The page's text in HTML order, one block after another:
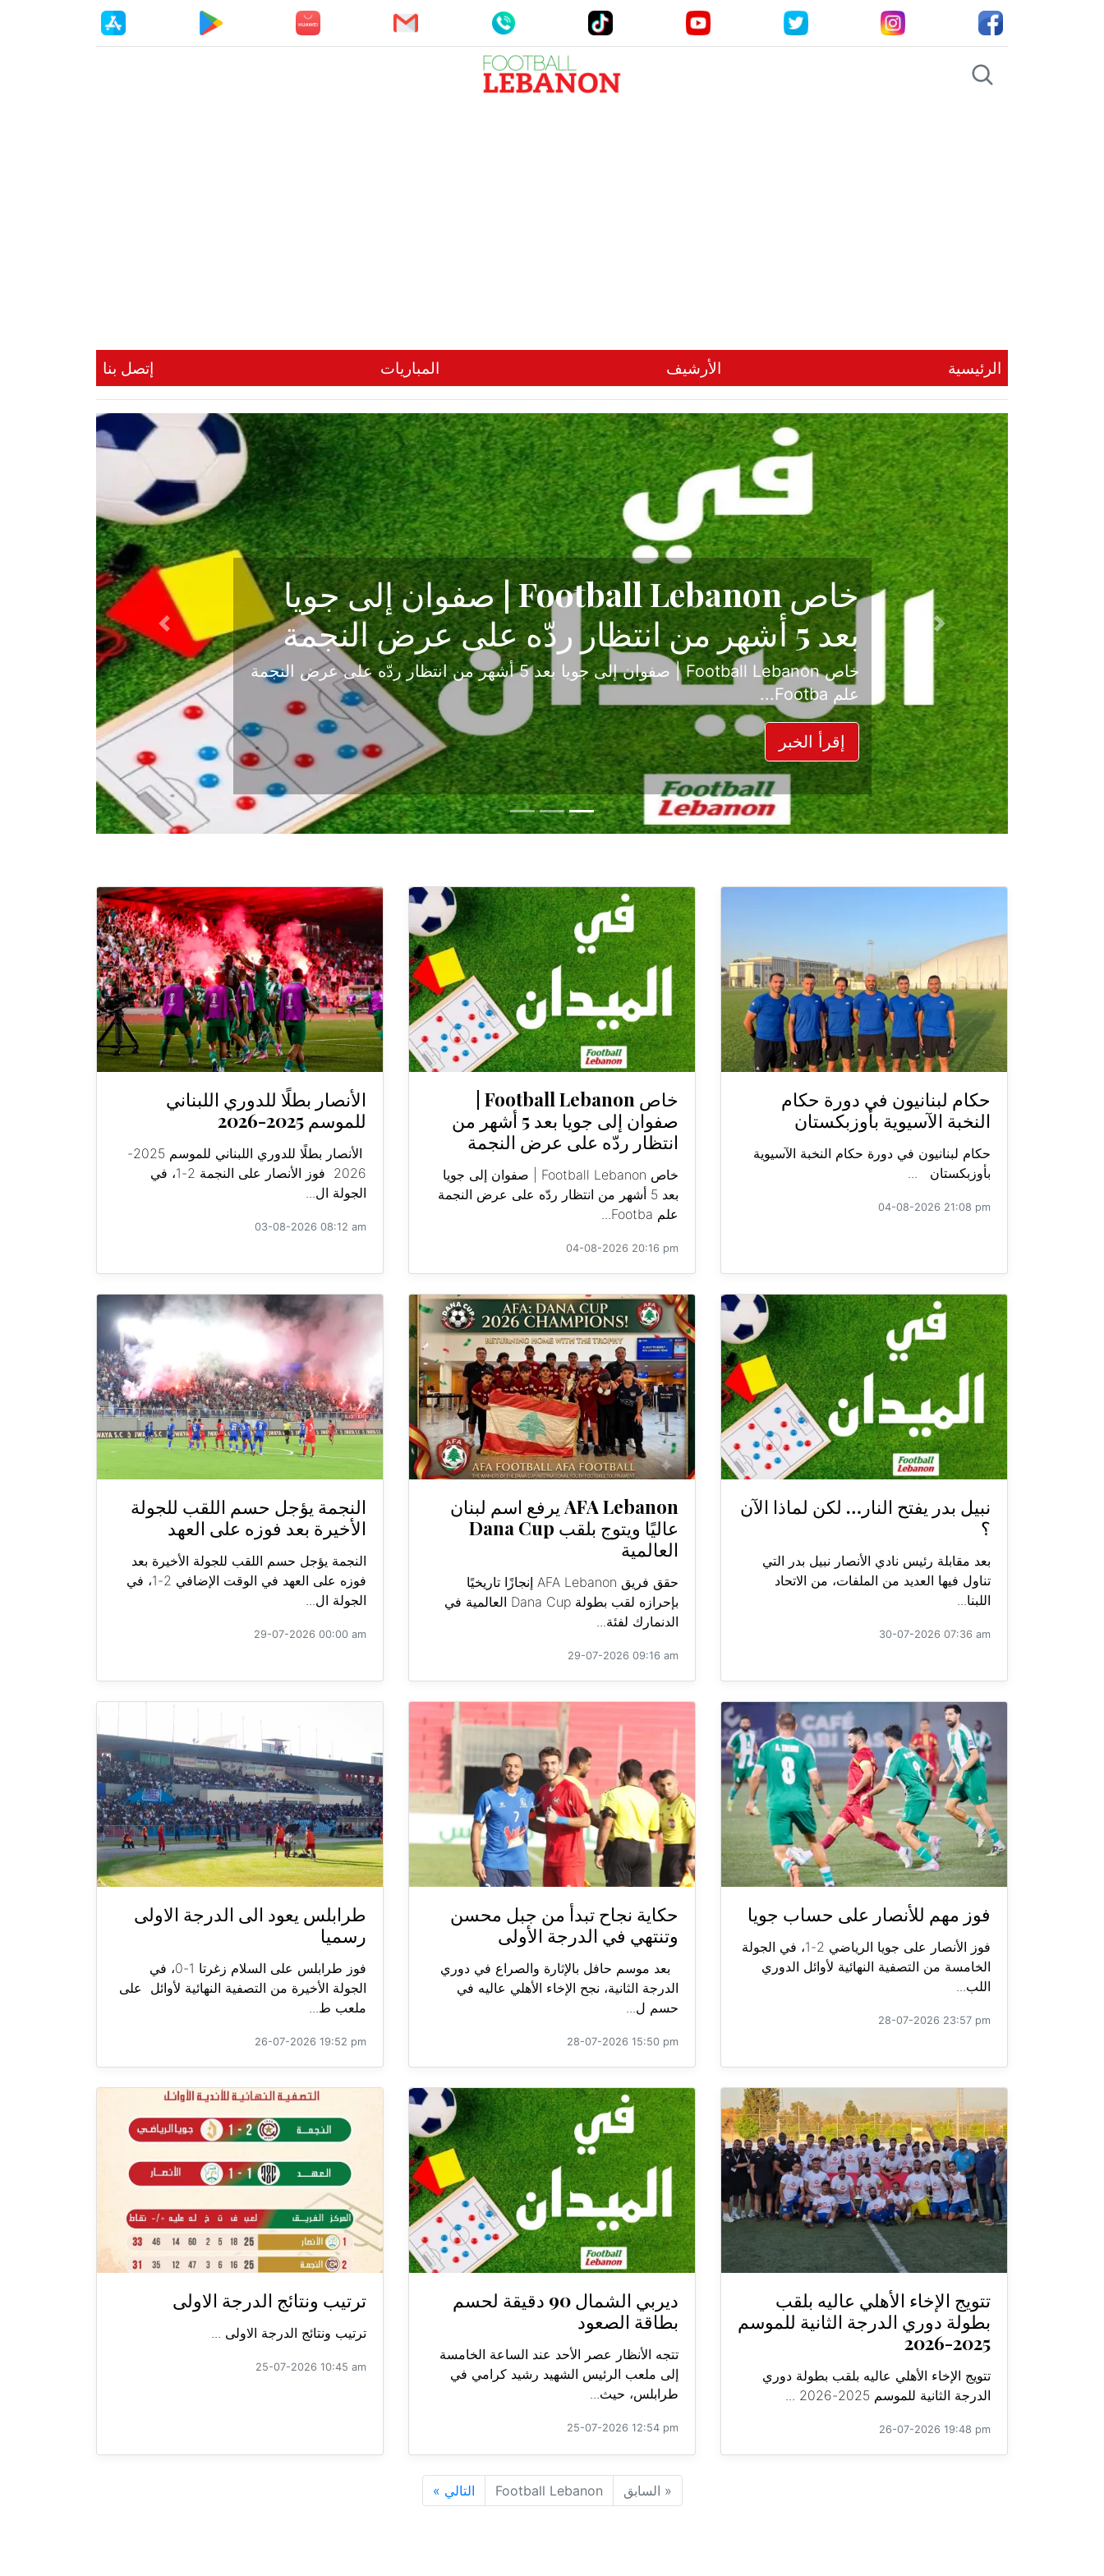
الرئيسية الأرشيف المباريات إتصل بنا
حكاية نجاح تبدأ من جبل محسن وتنتهي في
الدرجة الأولى
بعد موسم حافل بالإثارة والصراع في دوري الدرجة الثانية، نجح الإخاء الأهلي عاليه في
حسم ل...
إقرأ الخبر
Previous
Next
حكام لبنانيون في دورة حكام
النخبة الآسيوية بأوزبكستان
حكام لبنانيون في دورة حكام النخبة الآسيوية
بأوزبكستان ...
04-08-2026 21:08 pm
صفوان إلى جويا بعد 5 أشهر من
انتظار ردّه على عرض النجمة
خاص Football Lebanon | صفوان إلى جويا
بعد 5 أشهر من انتظار ردّه على عرض النجمة
علم Footba...
04-08-2026 20:16 pm
الأنصار بطلًا للدوري اللبناني
للموسم 2025-2026
الأنصار بطلًا للدوري اللبناني للموسم 2025-
2026 فوز الأنصار على النجمة 2-1، في
الجولة ال...
03-08-2026 08:12 am
نبيل بدر يفتح النار… لكن لماذا الآن
؟
بعد مقابلة رئيس نادي الأنصار نبيل بدر التي
تناول فيها العديد من الملفات، من الاتحاد
اللبنا...
30-07-2026 07:36 am
AFA Lebanon يرفع اسم لبنان
عاليًا ويتوج بلقب Dana Cup
العالمية
حقق فريق AFA Lebanon إنجازًا تاريخيًا
بإحرازه لقب بطولة Dana Cup العالمية في
الدنمارك لفئة...
29-07-2026 09:16 am
النجمة يؤجل حسم اللقب للجولة
الأخيرة بعد فوزه على العهد
النجمة يؤجل حسم اللقب للجولة الأخيرة بعد
فوزه على العهد في الوقت الإضافي 2-1، في
الجولة ال...
29-07-2026 00:00 am
فوز مهم للأنصار على حساب جويا
فوز الأنصار على جويا الرياضي 2-1، في الجولة
الخامسة من التصفية النهائية لأوائل الدوري
اللب...
28-07-2026 23:57 pm
حكاية نجاح تبدأ من جبل محسن
وتنتهي في الدرجة الأولى
بعد موسم حافل بالإثارة والصراع في دوري
الدرجة الثانية، نجح الإخاء الأهلي عاليه في
حسم ل...
28-07-2026 15:50 pm
طرابلس يعود الى الدرجة الاولى
رسميا
فوز طرابلس على السلام زغرتا 1-0، في
الجولة الأخيرة من التصفية النهائية لأوائل على
ملعب ط...
26-07-2026 19:52 pm
تتويج الإخاء الأهلي عاليه بلقب
بطولة دوري الدرجة الثانية للموسم
2025-2026
تتويج الإخاء الأهلي عاليه بلقب بطولة دوري
الدرجة الثانية للموسم 2025-2026 ...
26-07-2026 19:48 pm
ديربي الشمال 90 دقيقة لحسم
بطاقة الصعود
تتجه الأنظار عصر الأحد عند الساعة الخامسة
إلى ملعب الرئيس الشهيد رشيد كرامي في
طرابلس، حيث...
25-07-2026 12:54 pm
ترتيب ونتائج الدرجة الاولى
ترتيب ونتائج الدرجة الاولى ...
25-07-2026 10:45 am
« السابق Football Lebanon التالي »